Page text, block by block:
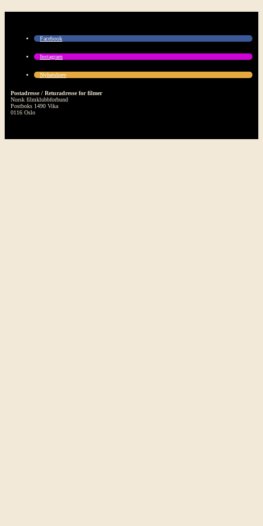
Facebook
Instagram
Nyhetsbrev
Postadresse / Returadresse for filmer
Norsk filmklubbforbund
Postboks 1490 Vika
0116 Oslo